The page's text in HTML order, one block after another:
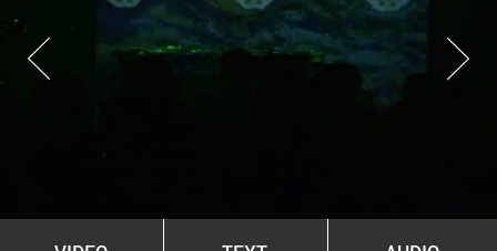
București
PEOPLE OF ROMANIA se lansează la
galeria Simeza
All Stars For Outernational